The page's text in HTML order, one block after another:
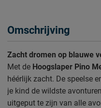
Omschrijving
Zacht dromen op blauwe
Met de Hoogslaper Pino
héérlijk zacht. De speelse
je kind de wildste
uitgeput te zijn van alle